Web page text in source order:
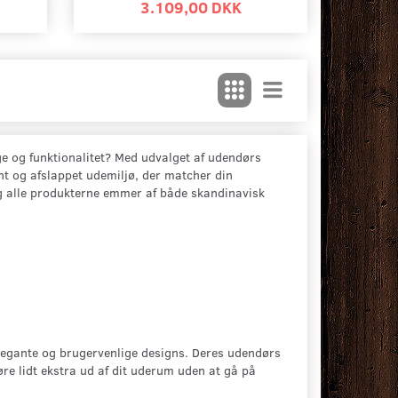
3.109,00 DKK
og funktionalitet? Med udvalget af udendørs
og afslappet udemiljø, der matcher din
produkterne emmer af både skandinavisk
og brugervenlige designs. Deres udendørs
lidt ekstra ud af dit uderum uden at gå på